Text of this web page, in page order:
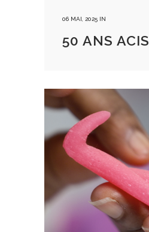
06 MAI, 2025 IN
50 ANS ACIS